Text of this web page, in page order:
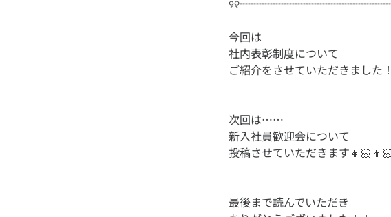
今回は
社内表彰制度について
次回は……
新入社員歓迎会について
最後まで読んでいただき